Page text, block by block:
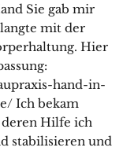
Sie gab mir
mit der
Hier
hand-in-
Ich bekam
Hilfe ich
stabilisieren und